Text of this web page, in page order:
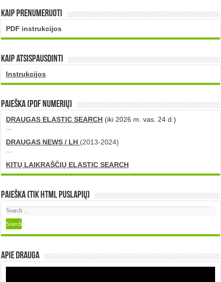
Kaip prenumeruoti
PDF instrukcijos
Kaip atsispausdinti
Instrukcijos
PAIEŠKA (PDF numerių)
DRAUGAS ELASTIC SEARCH (iki 2026 m. vas. 24 d.)
...
DRAUGAS NEWS / LH (2013-2024)
...
KITŲ LAIKRAŠČIŲ ELASTIC SEARCH
Paieška (tik HTML puslapių)
Apie DRAUGA